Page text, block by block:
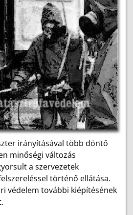
irányításával több döntő
minőségi változás
a szervezetek
történő ellátása.
védelem további kiépítésének